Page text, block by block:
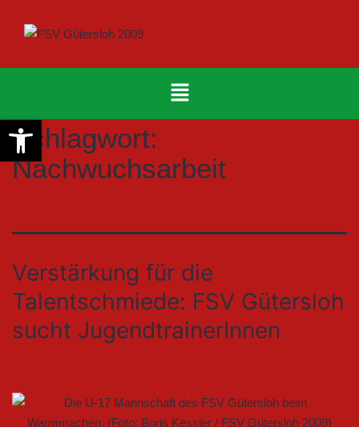
Schlagwort:
Nachwuchsarbeit
Verstärkung für die
Talentschmiede: FSV Gütersloh
sucht JugendtrainerInnen
Werkzeugleiste öffnen